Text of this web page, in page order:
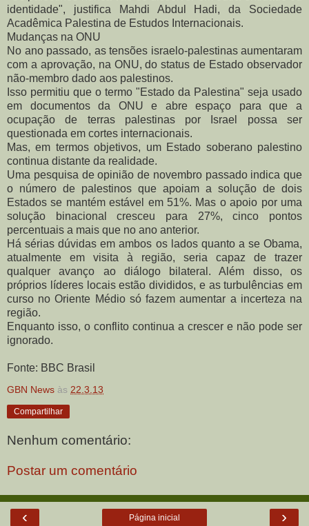
identidade", justifica Mahdi Abdul Hadi, da Sociedade
Acadêmica Palestina de Estudos Internacionais.
Mudanças na ONU
No ano passado, as tensões israelo-palestinas aumentaram
com a aprovação, na ONU, do status de Estado observador
não-membro dado aos palestinos.
Isso permitiu que o termo "Estado da Palestina" seja usado
em documentos da ONU e abre espaço para que a
ocupação de terras palestinas por Israel possa ser
questionada em cortes internacionais.
Mas, em termos objetivos, um Estado soberano palestino
continua distante da realidade.
Uma pesquisa de opinião de novembro passado indica que
o número de palestinos que apoiam a solução de dois
Estados se mantém estável em 51%. Mas o apoio por uma
solução binacional cresceu para 27%, cinco pontos
percentuais a mais que no ano anterior.
Há sérias dúvidas em ambos os lados quanto a se Obama,
atualmente em visita à região, seria capaz de trazer
qualquer avanço ao diálogo bilateral. Além disso, os
próprios líderes locais estão divididos, e as turbulências em
curso no Oriente Médio só fazem aumentar a incerteza na
região.
Enquanto isso, o conflito continua a crescer e não pode ser
ignorado.
Fonte: BBC Brasil
GBN News às 22.3.13
Compartilhar
Nenhum comentário:
Postar um comentário
‹ ›
Página inicial